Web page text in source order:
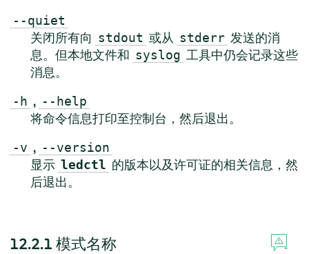
--quiet
关闭所有向 stdout 或从 stderr 发送的消
息。但本地文件和 syslog 工具中仍会记录这些
消息。
-h , --help
将命令信息打印至控制台，然后退出。
-v , --version
显示 ledctl 的版本以及许可证的相关信息，然
后退出。
12.2.1 模式名称